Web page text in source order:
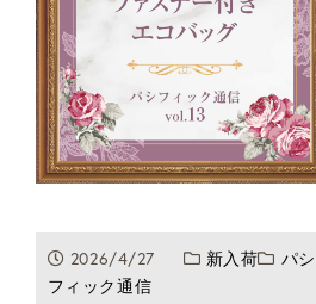
2026/4/27 新入荷
パシ
フィック通信